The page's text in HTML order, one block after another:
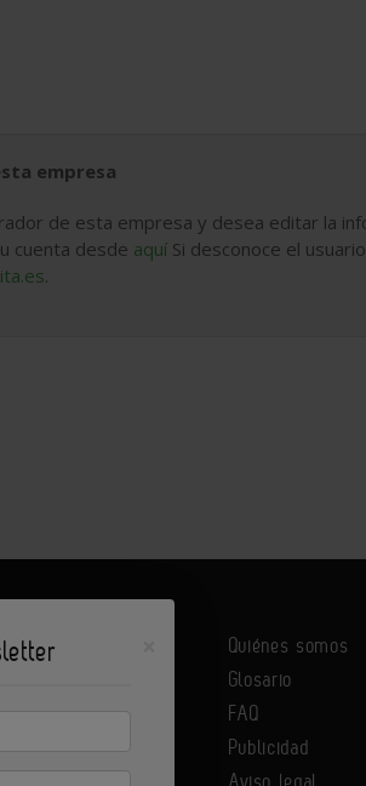
empresa
de esta empresa y desea editar la
cuenta desde aquí Si desconoce el
.
Quiénes somos
Glosario
FAQ
Publicidad